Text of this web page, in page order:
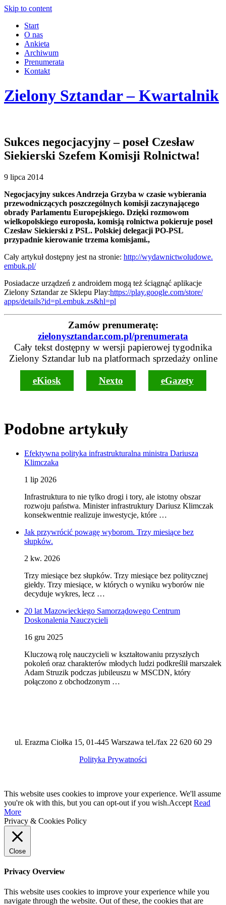
Skip to content
Start
O nas
Ankieta
Archiwum
Prenumerata
Kontakt
Zielony Sztandar – Kwartalnik
Sukces negocjacyjny – poseł Czesław
Siekierski Szefem Komisji Rolnictwa!
9 lipca 2014
Negocjacyjny sukces Andrzeja Grzyba w czasie wybierania
przewodniczących poszczególnych komisji zaczynającego
obrady Parlamentu Europejskiego. Dzięki rozmowom
wielkopolskiego europosła, komisją rolnictwa pokieruje poseł
Czesław Siekierski z PSL. Polskiej delegacji PO-PSL
przypadnie kierowanie trzema komisjami.,
Cały artykuł dostępny jest na stronie: http://wydawnictwoludowe.
embuk.pl/
Posiadacze urządzeń z androidem mogą też ściągnąć aplikacje
Zielony Sztandar ze Sklepu Play:https://play.google.com/store/
apps/details?id=pl.embuk.zs&hl=pl
Zamów prenumeratę:
zielonysztandar.com.pl/prenumerata
Cały tekst dostępny w wersji papierowej tygodnika
Zielony Sztandar lub na platformach sprzedaży online
eKiosk Nexto eGazety
Podobne artykuły
Efektywna polityka infrastrukturalna ministra Dariusza
Klimczaka
1 lip 2026
Infrastruktura to nie tylko drogi i tory, ale istotny obszar
rozwoju państwa. Minister infrastruktury Dariusz Klimczak
konsekwentnie realizuje inwestycje, które …
Jak przywrócić powagę wyborom. Trzy miesiące bez
słupków.
2 kw. 2026
Trzy miesiące bez słupków. Trzy miesiące bez politycznej
giełdy. Trzy miesiące, w których o wyniku wyborów nie
decyduje wykres, lecz …
20 lat Mazowieckiego Samorządowego Centrum
Doskonalenia Nauczycieli
16 gru 2025
Kluczową rolę nauczycieli w kształtowaniu przyszłych
pokoleń oraz charakterów młodych ludzi podkreślił marszałek
Adam Struzik podczas jubileuszu w MSCDN, który
połączono z obchodzonym …
ul. Erazma Ciołka 15, 01-445 Warszawa tel./fax 22 620 60 29
Polityka Prywatności
This website uses cookies to improve your experience. We'll assume
you're ok with this, but you can opt-out if you wish.Accept Read
More
Privacy & Cookies Policy
Close
Privacy Overview
This website uses cookies to improve your experience while you
navigate through the website. Out of these, the cookies that are